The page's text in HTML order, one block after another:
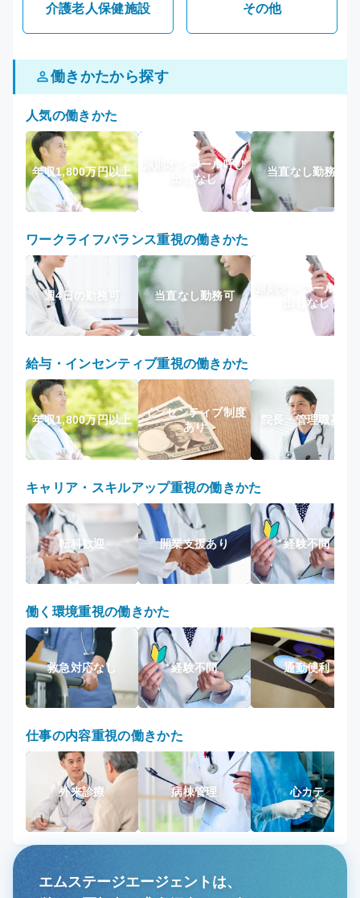
介護老人保健施設 その他
働きかたから探す
人気の働きかた
年収1,800万円以上
原則オンコール呼び
出しなし
当直なし勤務可
ワークライフバランス重視の働きかた
週4日の勤務可 当直なし勤務可
原則オンコール呼び
出しなし
給与・インセンティブ重視の働きかた
年収1,800万円以上
インセンティブ制度
あり
院長・管理職募集
キャリア・スキルアップ重視の働きかた
転科歓迎 開業支援あり 経験不問
働く環境重視の働きかた
救急対応なし 経験不問 通勤便利
仕事の内容重視の働きかた
外来診療 病棟管理 心カテ
エムステージエージェントは、